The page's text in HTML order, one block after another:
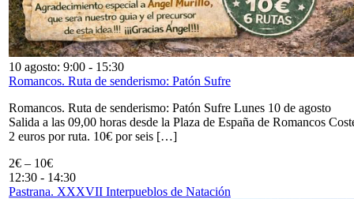
10 agosto: 9:00 - 15:30
Romancos. Ruta de senderismo: Patón Sufre
Romancos. Ruta de senderismo: Patón Sufre Lunes 10 de agosto
Salida a las 09,00 horas desde la Plaza de España de Romancos
2 euros por ruta. 10€ por seis […]
2€ – 10€
12:30 - 14:30
Pastrana. XXXVII Interpueblos de Natación